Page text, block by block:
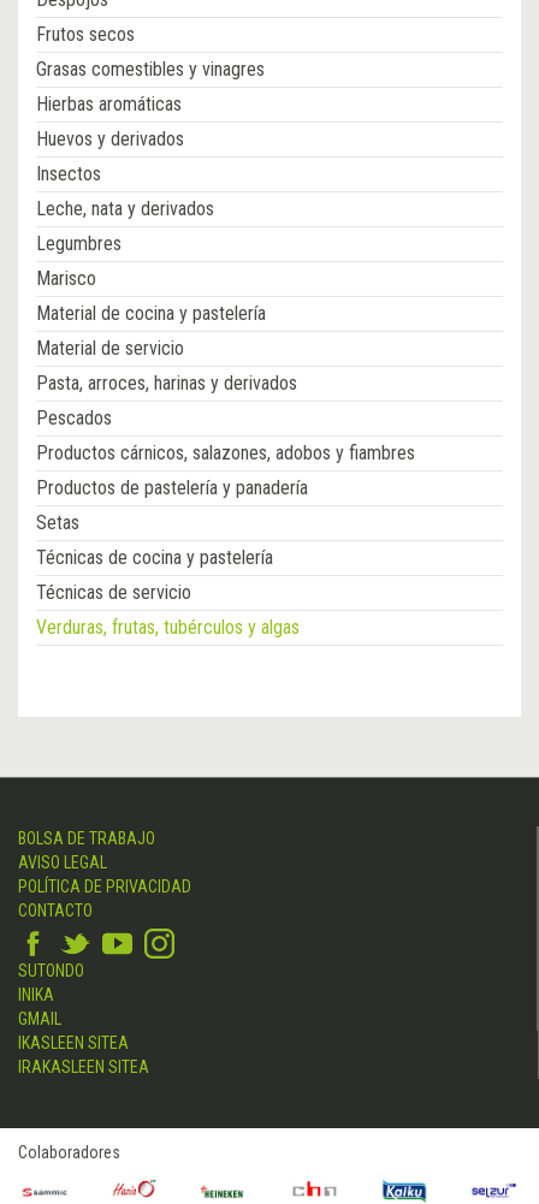
Frutos secos
Grasas comestibles y vinagres
Hierbas aromáticas
Huevos y derivados
Insectos
Leche, nata y derivados
Legumbres
Marisco
Material de cocina y pastelería
Material de servicio
Pasta, arroces, harinas y derivados
Pescados
Productos cárnicos, salazones, adobos y fiambres
Productos de pastelería y panadería
Setas
Técnicas de cocina y pastelería
Técnicas de servicio
Verduras, frutas, tubérculos y algas
BOLSA DE TRABAJO
AVISO LEGAL
POLÍTICA DE PRIVACIDAD
CONTACTO
SUTONDO
INIKA
GMAIL
IKASLEEN SITEA
IRAKASLEEN SITEA
Colaboradores